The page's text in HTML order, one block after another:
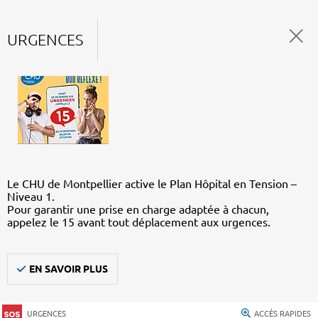
URGENCES
Le CHU de Montpellier active le Plan Hôpital en Tension –
Niveau 1.
Pour garantir une prise en charge adaptée à chacun,
appelez le 15 avant tout déplacement aux urgences.
EN SAVOIR PLUS
URGENCES ACCÈS RAPIDES